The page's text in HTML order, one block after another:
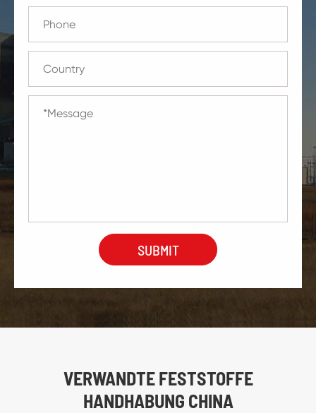
VERWANDTE FESTSTOFFE
HANDHABUNG CHINA